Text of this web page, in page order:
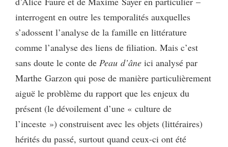
interrogent en outre les temporalités auxquelles
s’adossent l’analyse de la famille en littérature
comme l’analyse des liens de filiation. Mais c’est
sans doute le conte de Peau d’âne ici analysé par
Marthe Garzon qui pose de manière particulièrement
aiguë le problème du rapport que les enjeux du
présent (le dévoilement d’une « culture de
l’inceste ») construisent avec les objets (littéraires)
hérités du passé, surtout quand ceux-ci ont été